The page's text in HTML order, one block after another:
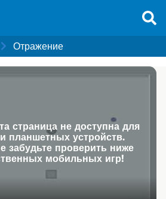
Отражение
страница не доступна для
планшетных устройств.
забудьте проверить ниже
мобильных игр!